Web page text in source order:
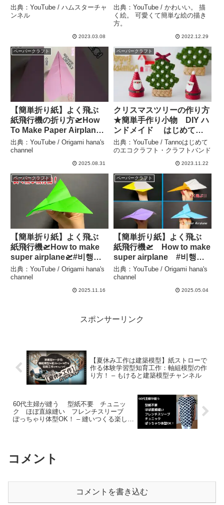
出典：YouTube / ハムスターチャ
ンネル
2023.03.08
て簡単な絵の描き方。
出典：YouTube / かわいい。 描
く絵。 可愛くて簡単な絵の描き
方。
2022.12.29
ペーパークラフト
【簡単折り紙】よく飛ぶ
紙飛行機の折り方🛫How
To Make Paper Airplane
that Fly Far#비행기#飞机
#45#折り方#おりがみ
#easy#origami#摺紙#折纸
出典：YouTube / Origami hana's
channel
2025.08.31
ペーパークラフト
クリスマスツリーの作り方
★簡単手作り小物 DIY ハ
ンドメイド はじめての
エコクラフト・クラフトバ
ンド – Tannoはじめてのエ
コクラフト・クラフトバン
出典：YouTube / Tannoはじめて
のエコクラフト・クラフトバンド
2023.11.22
ペーパークラフト
【簡単折り紙】よく飛ぶ
紙飛行機🛫How to make
super airplane🛫#비행기#
纸飞机#22#飛び過ぎ#Fly
Far#ひこうき#plane#折り
方#おりがみ#origami#折
出典：YouTube / Origami hana's
channel
2025.11.16
ペーパークラフト
【簡単折り紙】よく飛ぶ
紙飛行機🛫 How to make
super airplane #비행기#
纸飞机#50#飛び過ぎ#Fly
Far#ひこうき#plane#折り
方#おりがみ#origami#折
出典：YouTube / Origami hana's
channel
2025.05.04
スポンサーリンク
【夏休み工作は建築模型】紙ストローで
作る体験学習型知育工作：軸組模型の作
り方！ – もけると建築模型チャンネル
60代主婦が縫う 型紙不要 チュニッ
ク ほぼ直線縫い フレンチスリーブ
ぽっちゃり体型OK！ – 縫いつくる楽しい
コメント
コメントを書き込む